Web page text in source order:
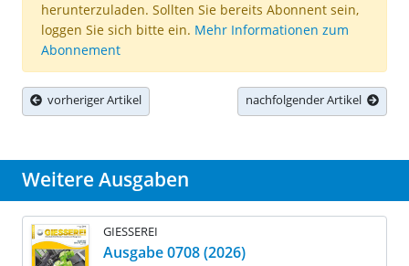
herunterzuladen. Sollten Sie bereits Abonnent sein,
loggen Sie sich bitte ein. Mehr Informationen zum
Abonnement
vorheriger Artikel nachfolgender Artikel
Weitere Ausgaben
GIESSEREI
Ausgabe 0708 (2026)